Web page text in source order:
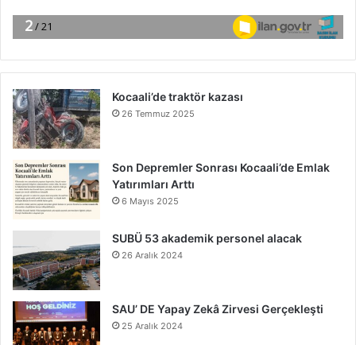
Kocaali’de traktör kazası
26 Temmuz 2025
Son Depremler Sonrası Kocaali’de Emlak
Yatırımları Arttı
6 Mayıs 2025
SUBÜ 53 akademik personel alacak
26 Aralık 2024
SAU’ DE Yapay Zekâ Zirvesi Gerçekleşti
25 Aralık 2024